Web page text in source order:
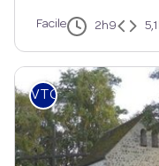
Facile 2h9
VTC